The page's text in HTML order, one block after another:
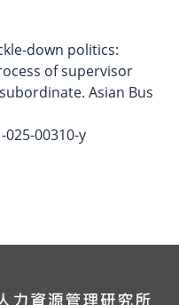
down politics:
of supervisor
Asian Bus
00310-y